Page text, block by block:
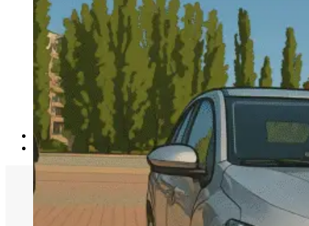
Peste 350 Litri
Peste 450 litri
Accesorii auto masina
Accesorii Dacia Duster 3
Accesorii Duster 2
Accesorii Dacia Jogger
Parfum masina
Copertine auto
Incalzitor diesel
Antifurt masina
Blog
Despre Noi